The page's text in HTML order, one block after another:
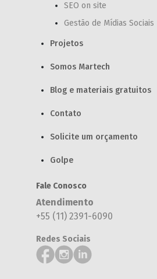
SEO on site
Gestão de Mídias Sociais
Projetos
Somos Martech
Blog e materiais gratuitos
Contato
Solicite um orçamento
Golpe
Fale Conosco
Atendimento
+55 (11) 2391-6090
Redes Sociais